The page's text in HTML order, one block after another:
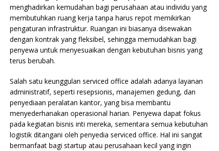
menghadirkan kemudahan bagi perusahaan atau individu yang
membutuhkan ruang kerja tanpa harus repot memikirkan
pengaturan infrastruktur. Ruangan ini biasanya disewakan
dengan kontrak yang fleksibel, sehingga memudahkan bagi
penyewa untuk menyesuaikan dengan kebutuhan bisnis yang
terus berubah.
Salah satu keunggulan serviced office adalah adanya layanan
administratif, seperti resepsionis, manajemen gedung, dan
penyediaan peralatan kantor, yang bisa membantu
menyederhanakan operasional harian. Penyewa dapat fokus
pada kegiatan bisnis inti mereka, sementara semua kebutuhan
logistik ditangani oleh penyedia serviced office. Hal ini sangat
bermanfaat bagi startup atau perusahaan kecil yang ingin